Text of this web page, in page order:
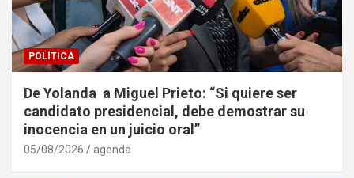
POLÍTICA
De Yolanda a Miguel Prieto: “Si quiere ser
candidato presidencial, debe demostrar su
inocencia en un juicio oral”
05/08/2026 agenda